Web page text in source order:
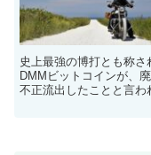
史上最強の博打とも称
DMMビットコインが、
不正流出したことと言わ